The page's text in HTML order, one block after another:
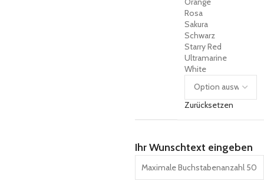
Rosa
Sakura
Schwarz
Starry Red
Ultramarine
White
Zurücksetzen
Ihr Wunschtext eingeben